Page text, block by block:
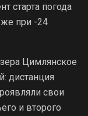
старта погода
при -24
Цимлянское
дистанция
свои
и второго